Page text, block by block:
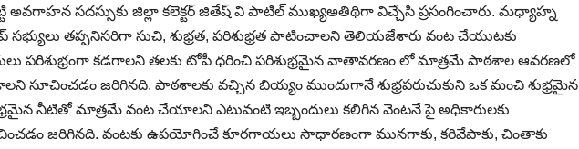
అవగాహన సదస్సుకు జిల్లా కలెక్టర్ జితేష్ వి పాటిల్ ముఖ్యఅతిథిగా విచ్చేసి ప్రసంగించారు. మధ్యాహ్న
సభ్యులు తప్పనిసరిగా సుచి, శుభ్రత, పరిశుభ్రత పాటించాలని తెలియజేశారు వంట చేయుటకు
పరిశుభ్రంగా కడగాలని తలకు టోపీ ధరించి పరిశుభ్రమైన వాతావరణం లో మాత్రమే పాఠశాల ఆవరణలో
సూచించడం జరిగినది. పాఠశాలకు వచ్చిన బియ్యం ముందుగానే శుభ్రపరుచుకుని ఒక మంచి శుభ్రమైన
నీటితో మాత్రమే వంట చేయాలని ఎటువంటి ఇబ్బందులు కలిగిన వెంటనే పై అధికారులకు
జరిగినది. వంటకు ఉపయోగించే కూరగాయలు సాధారణంగా మునగాకు, కరివేపాకు, చింతాకు